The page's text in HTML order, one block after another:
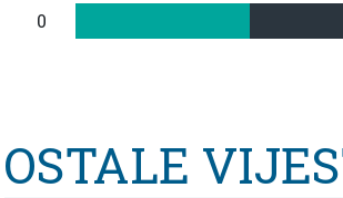
0
OSTALE